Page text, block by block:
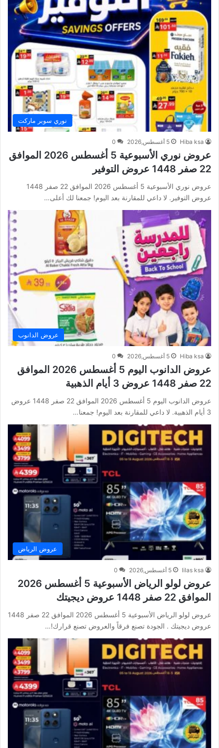
نوري سوبر ماركت
Hiba ksa 5 أغسطس,2026 0
عروض نوري الأسبوعية 5 أغسطس 2026 الموافق
22 صفر 1448 عروض التوفير
عروض نوري الأسبوعية 5 أغسطس 2026 الموافق 22 صفر 1448
عروض التوفير. لا داعي للمقارنة بعد اليوم! جمعنا لك أعلى…
عروض الدانوب
Hiba ksa 5 أغسطس,2026 0
عروض الدانوب اليوم 5 أغسطس 2026 الموافق
22 صفر 1448 عروض 3 أيام الذهبية
عروض الدانوب اليوم 5 أغسطس 2026 الموافق 22 صفر 1448 عروض
3 أيام الذهبية. لا داعي للمقارنة بعد اليوم! جمعنا…
عروض الرياض
lilas ksa 5 أغسطس,2026 0
عروض لولو الرياض الأسبوعية 5 أغسطس 2026
الموافق 22 صفر 1448 عروض ديجيتك
عروض لولو الرياض الأسبوعية 5 أغسطس 2026 الموافق 22 صفر 1448
عروض ديجيتك . الجودة تصنع فرقاً والعروض تصنع قرارك!…